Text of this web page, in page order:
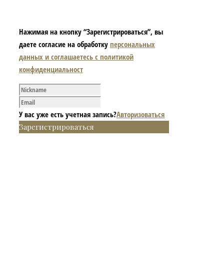
Нажимая на кнопку “Зарегистрироваться”, вы
даете согласие на обработку персональных
данных и соглашаетесь с политикой
конфиденциальност
У вас уже есть учетная запись?Авторизоваться
Зарегистрироваться